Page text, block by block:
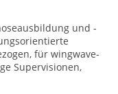
und -
für wingwave-
Supervisionen,